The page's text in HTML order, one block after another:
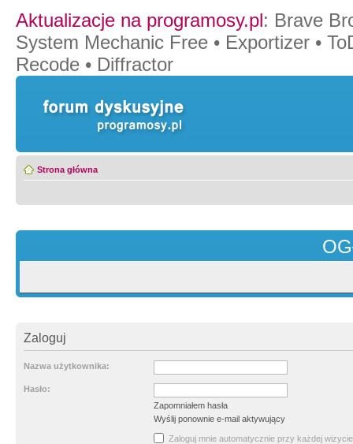
Aktualizacje na programosy.pl: Brave
System Mechanic Free • Exportizer •
Recode • Diffractor
Strona główna
Zaloguj
Nazwa użytkownika:
Hasło:
Zapomniałem hasła
Wyślij ponownie e-mail aktywujący
Zaloguj mnie automatycznie przy każdej wizycie